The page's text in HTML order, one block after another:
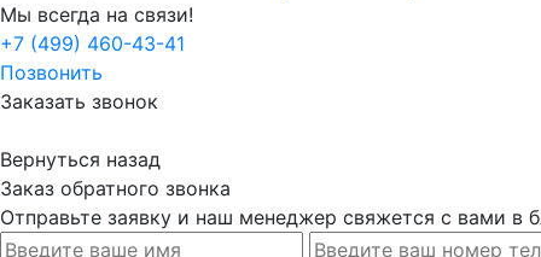
Мы всегда на связи!
+7 (499) 460-43-41
Позвонить
Заказать звонок
Вернуться назад
Заказ обратного звонка
Отправьте заявку и наш менеджер свяжется с вами в